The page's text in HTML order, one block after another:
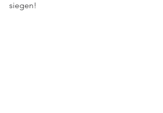
siegen!